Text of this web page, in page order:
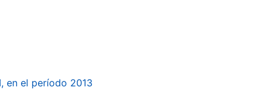
en el período 2013